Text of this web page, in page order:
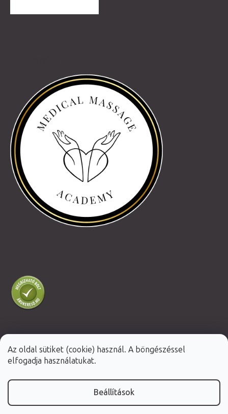
Az oldal sütiket (cookie) használ. A böngészéssel
elfogadja használatukat.
Beállítások
Shoptet Premium készítette